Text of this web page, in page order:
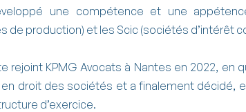
une compétence et une
de production) et les Scic (sociétés d’intérêt
rejoint KPMG Avocats à Nantes en 2022, en
droit des sociétés et a finalement décidé,
d’exercice.